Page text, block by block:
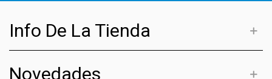
Info De La Tienda
Novedades